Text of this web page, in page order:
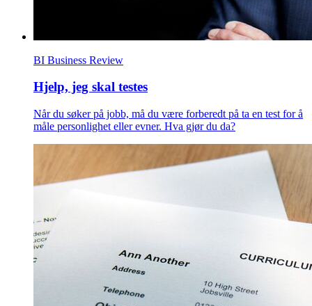
BI Business Review
Hjelp, jeg skal testes
Når du søker på jobb, må du være forberedt på ta en test for å
måle personlighet eller evner. Hva gjør du da?